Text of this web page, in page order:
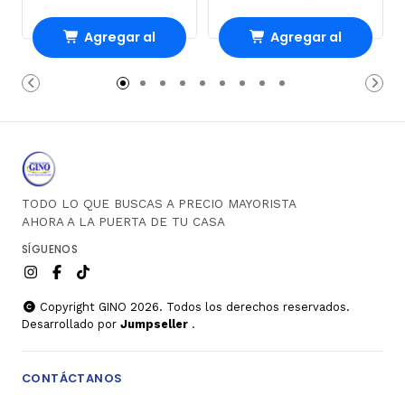
Agregar al
Carro
Agregar al
Carro
TODO LO QUE BUSCAS A PRECIO MAYORISTA
AHORA A LA PUERTA DE TU CASA
SÍGUENOS
Copyright GINO 2026. Todos los derechos reservados.
Desarrollado por Jumpseller .
CONTÁCTANOS